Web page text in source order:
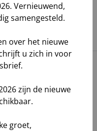
✅
van uw keuze voor reguliere
bij levering
Vernieuwend,
samengesteld.
over het nieuwe
u zich in voor
zijn de nieuwe
groet,